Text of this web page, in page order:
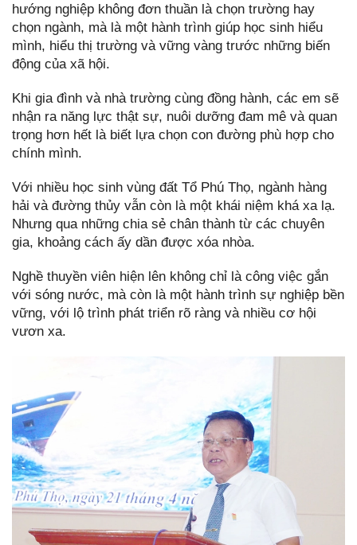
hướng nghiệp không đơn thuần là chọn trường hay
chọn ngành, mà là một hành trình giúp học sinh hiểu
mình, hiểu thị trường và vững vàng trước những biến
động của xã hội.
Khi gia đình và nhà trường cùng đồng hành, các em sẽ
nhận ra năng lực thật sự, nuôi dưỡng đam mê và quan
trọng hơn hết là biết lựa chọn con đường phù hợp cho
chính mình.
Với nhiều học sinh vùng đất Tổ Phú Thọ, ngành hàng
hải và đường thủy vẫn còn là một khái niệm khá xa lạ.
Nhưng qua những chia sẻ chân thành từ các chuyên
gia, khoảng cách ấy dần được xóa nhòa.
Nghề thuyền viên hiện lên không chỉ là công việc gắn
với sóng nước, mà còn là một hành trình sự nghiệp bền
vững, với lộ trình phát triển rõ ràng và nhiều cơ hội
vươn xa.